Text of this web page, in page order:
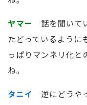
ヤマー
話を聞いて
たどっているように
っぱりマンネリ化と
ね。
タニイ
逆にどうや